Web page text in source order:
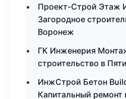
Проект-Строй Этаж
Загородное
Воронеж
ГК Инженерия
строительство в
ИнжСтрой Бетон
Капитальный ремонт